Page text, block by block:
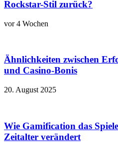
Rockstar-Stil zurück?
vor 4 Wochen
Ähnlichkeiten zwischen
und Casino‑Bonis
20. August 2025
Wie Gamification das
Zeitalter verändert